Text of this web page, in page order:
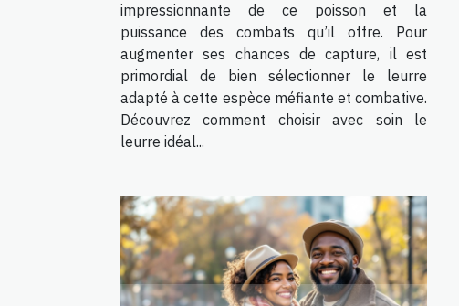
impressionnante de ce poisson et la
puissance des combats qu’il offre. Pour
augmenter ses chances de capture, il est
primordial de bien sélectionner le leurre
adapté à cette espèce méfiante et combative.
Découvrez comment choisir avec soin le
leurre idéal...